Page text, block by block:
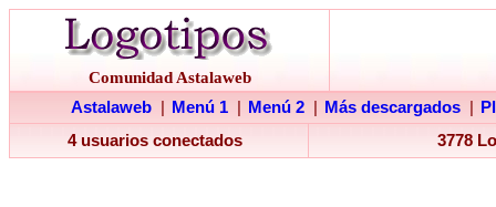
Comunidad Astalaweb
Astalaweb
Menú 1 Menú 2 Más descargados
4 usuarios conectados
3778